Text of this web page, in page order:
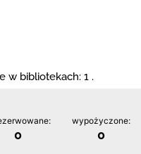
w bibliotekach: 1 .
0
wypożyczone:
0